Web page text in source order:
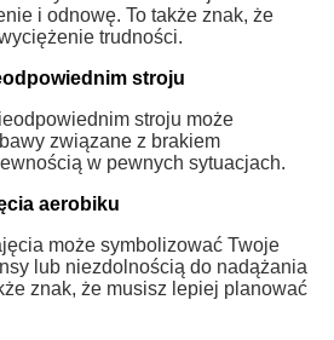
i odnowę. To także znak, że
trudności.
stroju
stroju może
związane z brakiem
w pewnych sytuacjach.
aerobiku
może symbolizować Twoje
lub niezdolnością do nadążania
znak, że musisz lepiej planować